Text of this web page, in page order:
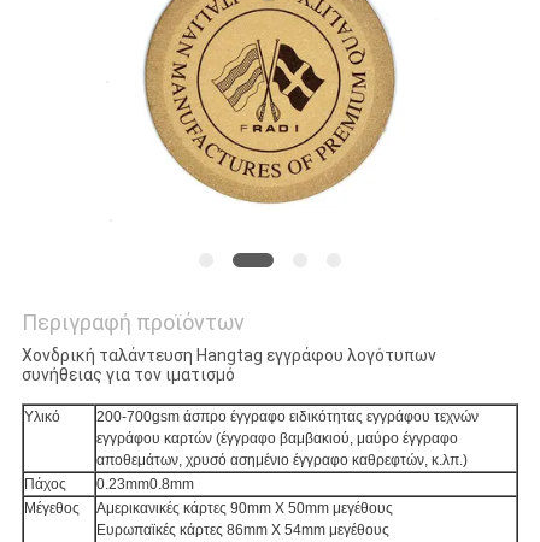
Περιγραφή προϊόντων
Χονδρική ταλάντευση Hangtag εγγράφου λογότυπων
συνήθειας για τον ιματισμό
Υλικό
200-700gsm άσπρο έγγραφο ειδικότητας εγγράφου τεχνών
εγγράφου καρτών (έγγραφο βαμβακιού, μαύρο έγγραφο
αποθεμάτων, χρυσό ασημένιο έγγραφο καθρεφτών, κ.λπ.)
Πάχος
0.23mm0.8mm
Μέγεθος
Αμερικανικές κάρτες 90mm X 50mm μεγέθους
Ευρωπαϊκές κάρτες 86mm X 54mm μεγέθους